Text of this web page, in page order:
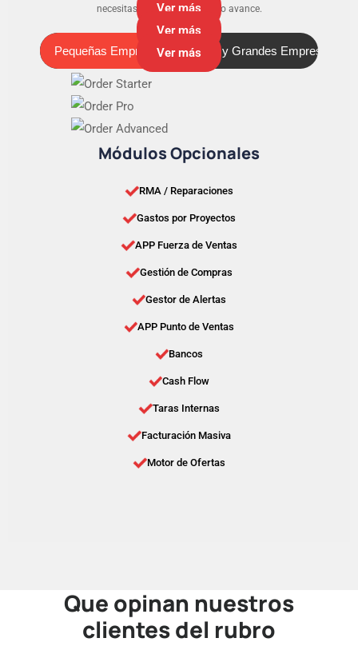
necesitas para que tu negocio avance.
Pequeñas Empresas
Pequeñas Empresas Medianas y Grandes Empresas
Ver más
Ver más
Ver más
Módulos Opcionales
RMA / Reparaciones
Gastos por Proyectos
APP Fuerza de Ventas
Gestión de Compras
Gestor de Alertas
APP Punto de Ventas
Bancos
Cash Flow
Taras Internas
Facturación Masiva
Motor de Ofertas
Que opinan nuestros
clientes del rubro